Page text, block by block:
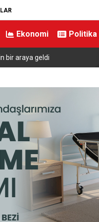
Ekonomi Politika
şahıs yakalandı, 388 bin TL